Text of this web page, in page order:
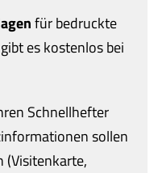
für bedruckte
es kostenlos bei
Schnellhefter
sollen
(Visitenkarte,